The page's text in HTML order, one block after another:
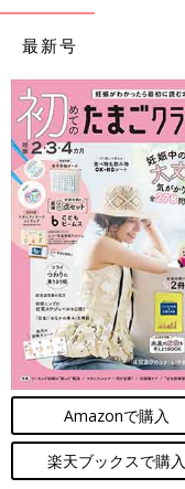
最新号
Amazonで購入
楽天ブックスで購入